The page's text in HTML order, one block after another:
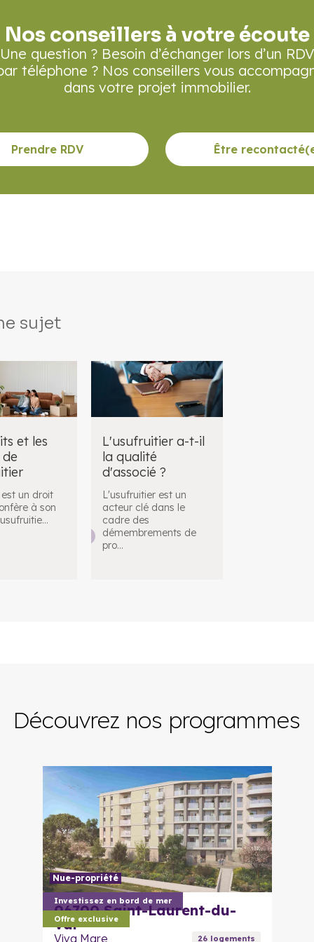
Nos conseillers à votre écoute
Une question ? Besoin d’échanger lors d’un RDV
téléphone ? Nos conseillers vous
dans votre projet immobilier.
Prendre RDV Être
sujet
et les
un droit
à son
...
L'usufruitier a-t-il
la qualité
d'associé ?
L'usufruitier est un
acteur clé dans le
cadre des
démembrements de
pro...
Découvrez nos programmes
Investissez en bord de mer
Offre exclusive
Nue-propriété
06700 Saint-Laurent-du-
Var
Viva Mare 26logements